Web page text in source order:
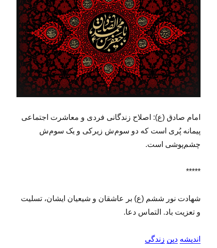
امام صادق (ع): اصلاح زندگانى فردى و معاشرت اجتماعى
پیمانه پُرى است که دو سوم‌ش زیرکى و یک سوم‌ش
چشم‌پوشى است.
*****
شهادت نور ششم (ع) بر عاشقان و شیعیان ایشان، تسلیت
و تعزیت باد. التماس دعا.
اندیشه دین زندگی